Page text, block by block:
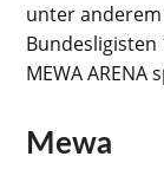
unter
Bundesligisten
MEWA ARENA
Mewa